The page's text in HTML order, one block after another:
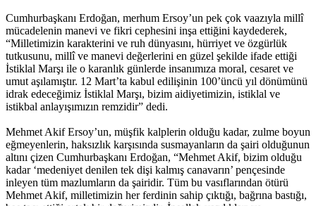
Cumhurbaşkanı Erdoğan, merhum Ersoy’un pek çok vaazıyla millî
mücadelenin manevi ve fikri cephesini inşa ettiğini kaydederek,
“Milletimizin karakterini ve ruh dünyasını, hürriyet ve özgürlük
tutkusunu, millî ve manevi değerlerini en güzel şekilde ifade ettiği
İstiklal Marşı ile o karanlık günlerde insanımıza moral, cesaret ve
umut aşılamıştır. 12 Mart’ta kabul edilişinin 100’üncü yıl dönümünü
idrak edeceğimiz İstiklal Marşı, bizim aidiyetimizin, istiklal ve
istikbal anlayışımızın remzidir” dedi.
Mehmet Akif Ersoy’un, müşfik kalplerin olduğu kadar, zulme boyun
eğmeyenlerin, haksızlık karşısında susmayanların da şairi olduğunun
altını çizen Cumhurbaşkanı Erdoğan, “Mehmet Akif, bizim olduğu
kadar ‘medeniyet denilen tek dişi kalmış canavarın’ pençesinde
inleyen tüm mazlumların da şairidir. Tüm bu vasıflarından ötürü
Mehmet Akif, milletimizin her ferdinin sahip çıktığı, bağrına bastığı,